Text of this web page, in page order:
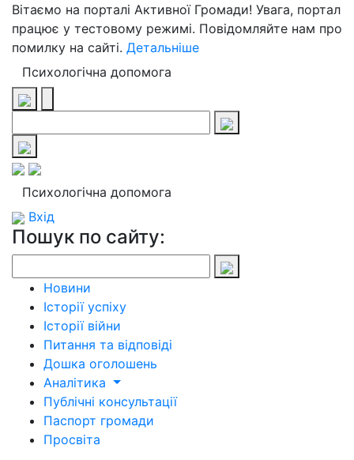
Вітаємо на порталі Активної Громади! Увага, портал
працює у тестовому режимі. Повідомляйте нам про
помилку на сайті. Детальніше
Психологічна допомога
Психологічна допомога
Вхід
Пошук по сайту:
Новини
Історії успіху
Історії війни
Питання та відповіді
Дошка оголошень
Аналітика
Публічні консультації
Паспорт громади
Просвіта